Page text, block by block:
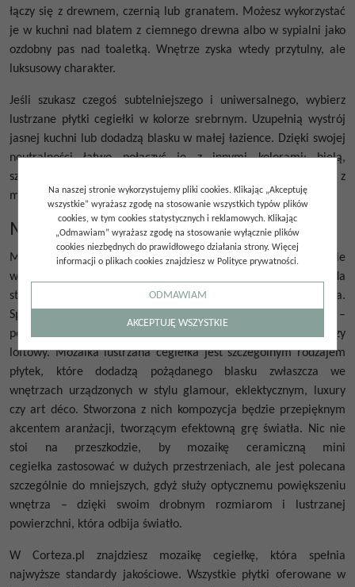
łączy się z drewnem, czernią lub granatem. Możesz wykorzystać
je w kuchni nad blatem z ciemnego drewna albo w sypialni jako
ozdobny pas nad toaletką. Wnętrze zyska wtedy przytulny, ale
luksusowy charakter.
Jeśli szukasz czegoś subtelniejszego i uniwersalnego, wybierz
lustrzane płytki cegiełki w kolorze srebrnym. Uzupełnią wystrój
jasnej kuchni lub dodadzą blasku w małej łazience. Dzięki swojej
neutralności łatwo połączyć je z innymi kolorami: bielą,
szarością, beżem czy pastelami i znakomicie współgrają z
metalicznymi dodatkami.
Mozaika cegiełka
Mozaika cegiełka
to materiał wykończeniowy popularnie
wykorzystywany w nowoczesnym wnętrzarstwie. Wygląda
stylowo i efektownie, dodając wnętrzu elegancji i wyrafinowania.
Sprawdzi się doskonale w różnych stylach aranżacyjnych –
począwszy od klasycznego, przez nowoczesny czy
loftowy. Mozaika lustrzana cegiełka jest szczególnym rodzajem
płytek, które dodadzą pożądanego blasku zwłaszcza we
wnętrzach urządzonych w stylu glamour, eklektycznym, luxury
czy art déco. Stworzona z nich kompozycja będzie przepięknym
akcentem aranżacji, tworzącym efektowną grę światła. Nic nie
stoi na przeszkodzie, by
mozaikę ceramiczną mini
cegiełka zastosować w dużych przestrzeniach, ale jest polecana
szczególnie do mniejszych, gdyż służy optycznemu powiększeniu
wnętrza – dzięki swoim drobnym rozmiarom i lustrzanej
powierzchni, która odbija światło.
W Corteza.pl znajdziesz
mozaikę cegiełkę, która spełnia
najwyższe standardy jakościowe. Wszystkie płytki oferowane w
Na naszej stronie wykorzystujemy pliki cookies. Klikając „Akceptuję
wszystkie” wyrażasz zgodę na stosowanie wszystkich typów plików
cookies, w tym cookies statystycznych i reklamowych. Klikając
„Odmawiam” wyrażasz zgodę na stosowanie wyłącznie plików
cookies niezbędnych do prawidłowego działania strony. Więcej
informacji o plikach cookies znajdziesz w Polityce prywatności.
ODMAWIAM
AKCEPTUJĘ WSZYSTKIE